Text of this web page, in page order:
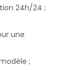
24h/24 ;
une
;